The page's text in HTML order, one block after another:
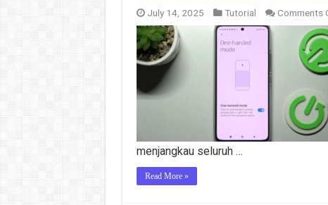
July 14, 2025 Tutorial Comments
menjangkau seluruh …
Read More »